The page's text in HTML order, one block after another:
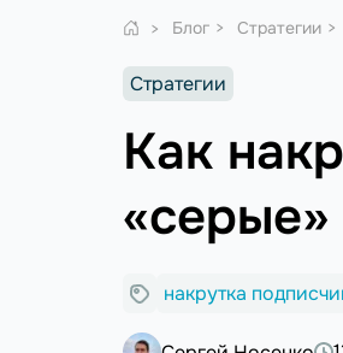
Блог Стратегии
Стратегии
Как
накрутка